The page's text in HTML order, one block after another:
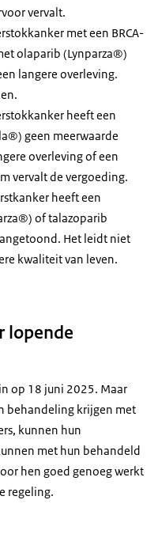
vervalt.
met een BRCA-
olaparib (Lynparza®)
langere overleving.
heeft een
geen meerwaarde
overleving of een
vervalt de vergoeding.
heeft een
of talazoparib
Het leidt niet
kwaliteit van leven.
lopende
op 18 juni 2025. Maar
behandeling krijgen met
kunnen hun
met hun behandeld
hen goed genoeg werkt
regeling.